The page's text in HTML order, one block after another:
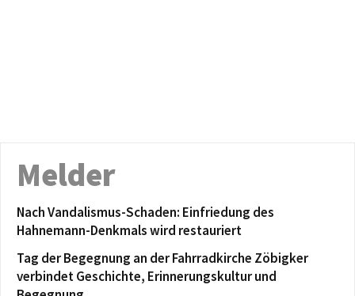
Melder
Nach Vandalismus-Schaden: Einfriedung des
Hahnemann-Denkmals wird restauriert
Tag der Begegnung an der Fahrradkirche Zöbigker
verbindet Geschichte, Erinnerungskultur und